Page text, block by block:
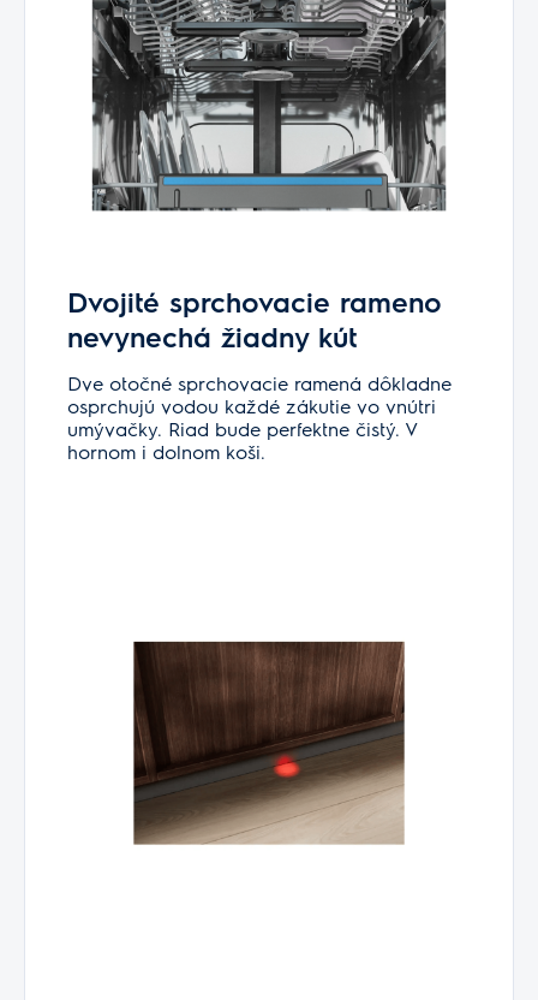
Dvojité sprchovacie rameno
nevynechá žiadny kút
Dve otočné sprchovacie ramená dôkladne
osprchujú vodou každé zákutie vo vnútri
umývačky. Riad bude perfektne čistý. V
hornom i dolnom koši.